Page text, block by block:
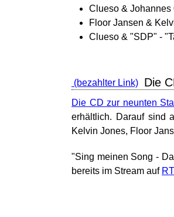
Clueso & Johannes
Floor Jansen &
Clueso & "SDP" -
Die
Die CD zur neunten
erhältlich. Darauf sind
Kelvin Jones, Floor
"Sing meinen Song -
bereits im Stream auf